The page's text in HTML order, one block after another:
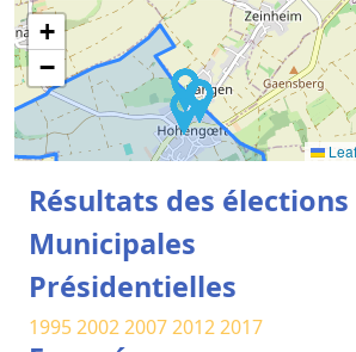
+
−
Résultats des élections
Municipales
Présidentielles
19952002200720122017